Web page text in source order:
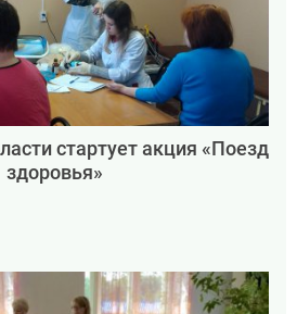
стартует акция «Поезд
здоровья»